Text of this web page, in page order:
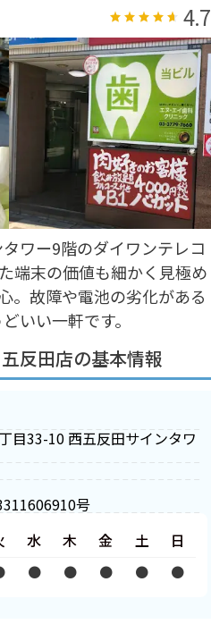
4.7
ワー9階のダイワンテレコ
端末の価値も細かく見極め
。故障や電池の劣化がある
いい一軒です。
反田店の基本情報
目33-10 西五反田サインタワ
号
水
●
木
●
金
●
土
●
日
●